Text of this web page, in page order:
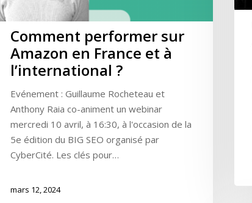
Comment performer sur
Amazon en France et à
l’international ?
Evénement : Guillaume Rocheteau et
Anthony Raia co-animent un webinar
mercredi 10 avril, à 16:30, à l'occasion de la
5e édition du BIG SEO organisé par
CyberCité. Les clés pour…
mars 12, 2024